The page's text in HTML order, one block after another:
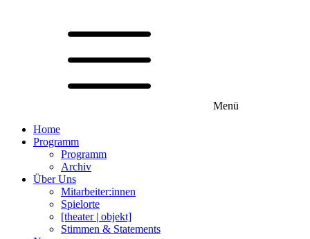
Menü
Home
Programm
Programm
Archiv
Über Uns
Mitarbeiter:innen
Spielorte
[theater | objekt]
Stimmen & Statements